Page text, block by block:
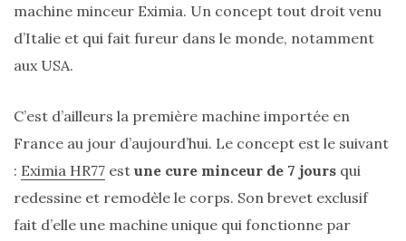
marques
de
sacs
vegan
:
éco-
au
machine minceur Eximia. Un concept tout droit venu
d’Italie et qui fait fureur dans le monde, notamment
aux USA.
C’est d’ailleurs la première machine importée en
France au jour d’aujourd’hui. Le concept est le suivant
: Eximia HR77 est une cure minceur de 7 jours qui
redessine et remodèle le corps. Son brevet exclusif
fait d’elle une machine unique qui fonctionne par